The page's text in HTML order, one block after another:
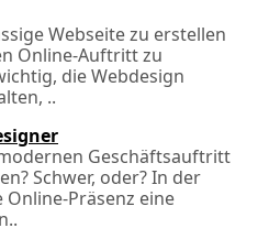
Webseite zu erstellen
Online-Auftritt zu
die Webdesign
..
Geschäftsauftritt
Schwer, oder? In der
Präsenz eine